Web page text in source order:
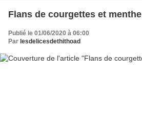
Flans de courgettes et menthe
Publié le 01/06/2020 à 06:00
Par lesdelicesdethithoad